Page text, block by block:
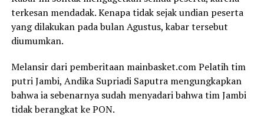
terkesan mendadak. Kenapa tidak sejak undian peserta
yang dilakukan pada bulan Agustus, kabar tersebut
diumumkan.
Melansir dari pemberitaan mainbasket.com Pelatih tim
putri Jambi, Andika Supriadi Saputra mengungkapkan
bahwa ia sebenarnya sudah menyadari bahwa tim Jambi
tidak berangkat ke PON.